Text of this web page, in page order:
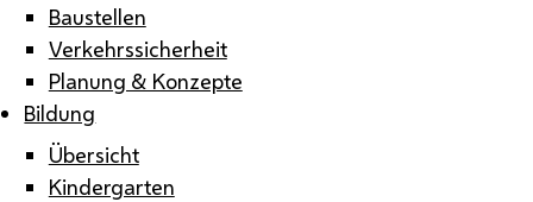
Baustellen
Verkehrssicherheit
Planung & Konzepte
Bildung
Übersicht
Kindergarten